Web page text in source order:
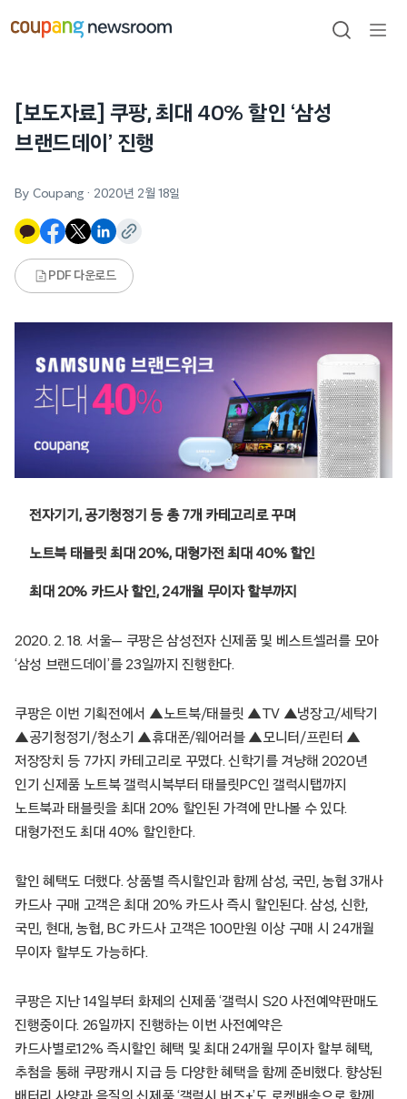
건너뛰기
검색
[보도자료] 쿠팡, 최대 40% 할인 ‘삼성
브랜드데이’ 진행
By Coupang · 2020년 2월 18일
PDF 다운로드
전자기기, 공기청정기 등 총 7개 카테고리로 꾸며
노트북 태블릿 최대 20%, 대형가전 최대 40% 할인
최대 20% 카드사 할인, 24개월 무이자 할부까지
2020. 2. 18. 서울— 쿠팡은 삼성전자 신제품 및 베스트셀러를 모아
‘삼성 브랜드데이’를 23일까지 진행한다.
쿠팡은 이번 기획전에서 ▲노트북/태블릿 ▲TV ▲냉장고/세탁기
▲공기청정기/청소기 ▲휴대폰/웨어러블 ▲모니터/프린터 ▲
저장장치 등 7가지 카테고리로 꾸몄다. 신학기를 겨냥해 2020년
인기 신제품 노트북 갤럭시북부터 태블릿PC인 갤럭시탭까지
노트북과 태블릿을 최대 20% 할인된 가격에 만나볼 수 있다.
대형가전도 최대 40% 할인한다.
할인 혜택도 더했다. 상품별 즉시할인과 함께 삼성, 국민, 농협 3개사
카드사 구매 고객은 최대 20% 카드사 즉시 할인된다. 삼성, 신한,
국민, 현대, 농협, BC 카드사 고객은 100만원 이상 구매 시 24개월
무이자 할부도 가능하다.
쿠팡은 지난 14일부터 화제의 신제품 ‘갤럭시 S20 사전예약판매도
진행중이다. 26일까지 진행하는 이번 사전예약은
카드사별로12% 즉시할인 혜택 및 최대 24개월 무이자 할부 혜택,
추첨을 통해 쿠팡캐시 지급 등 다양한 혜택을 함께 준비했다. 향상된